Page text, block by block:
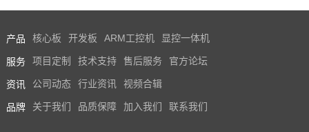
边缘计算、零售自动化、充电桩
产品 核心板 开发板 ARM工控机 显控一体机
服务 项目定制 技术支持 售后服务 官方论坛
资讯 公司动态 行业资讯 视频合辑
品牌 关于我们 品质保障 加入我们 联系我们